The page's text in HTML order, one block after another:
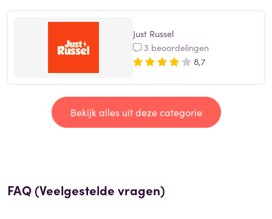
Just Russel
3 beoordelingen
8,7
Bekijk alles uit deze categorie
FAQ (Veelgestelde vragen)